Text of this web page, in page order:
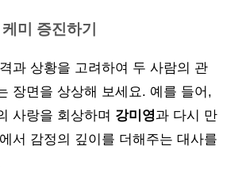
미 증진하기
과 상황을 고려하여 두 사람의 관
장면을 상상해 보세요. 예를 들어,
사랑을 회상하며 강미영과 다시 만
서 감정의 깊이를 더해주는 대사를